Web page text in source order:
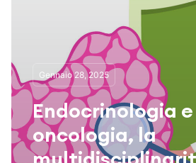
Gennaio 28, 2025
Endocrinologia e
oncologia, la